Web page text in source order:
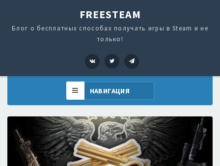
FREESTEAM
Блог о бесплатных способах получать игры в Steam и не
только!
VK Twitter